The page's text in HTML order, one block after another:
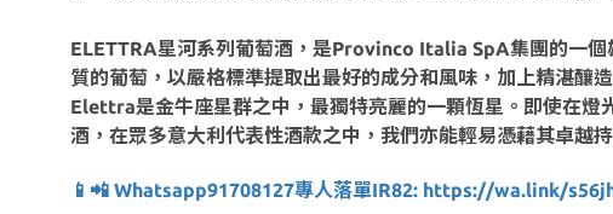
ELETTRA星河系列葡萄酒，是Provinco Italia SpA集團的一
質的葡萄，以嚴格標準提取出最好的成分和風味，加上精湛釀
Elettra是金牛座星群之中，最獨特亮麗的一顆恆星。即使在
酒，在眾多意大利代表性酒款之中，我們亦能輕易憑藉其卓越
📱📲 Whatsapp91708127專人落單IR82: https://wa.link/